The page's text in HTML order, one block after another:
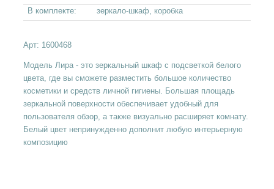
В комплекте:
зеркало-шкаф, коробка
Арт: 1600468
Модель Лира - это зеркальный шкаф с подсветкой белого
цвета, где вы сможете разместить большое количество
косметики и средств личной гигиены. Большая площадь
зеркальной поверхности обеспечивает удобный для
пользователя обзор, а также визуально расширяет комнату.
Белый цвет непринужденно дополнит любую интерьерную
композицию